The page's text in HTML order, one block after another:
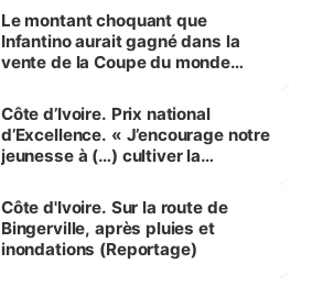
Le montant choquant que
Infantino aurait gagné dans la
vente de la Coupe du monde
Côte d’Ivoire. Prix national
d’Excellence. « J’encourage notre
jeunesse à (…) cultiver la
(Alassane Ouattara
Côte d'Ivoire. Sur la route de
Bingerville, après pluies et
inondations (Reportage)